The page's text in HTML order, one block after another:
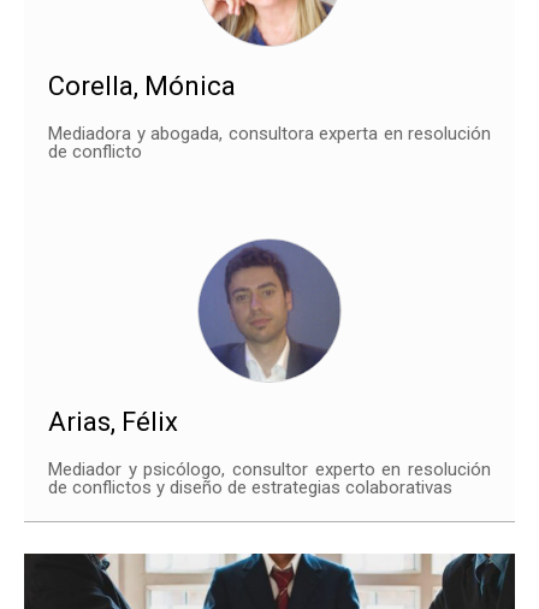
Corella, Mónica
Mediadora y abogada, consultora experta en resolución
de conflicto
Arias, Félix
Mediador y psicólogo, consultor experto en resolución
de conflictos y diseño de estrategias colaborativas